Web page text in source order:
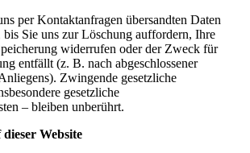
per Kontaktanfragen übersandten Daten
bis Sie uns zur Löschung auffordern, Ihre
widerrufen oder der Zweck für
entfällt (z. B. nach abgeschlossener
Zwingende gesetzliche
gesetzliche
– bleiben unberührt.
Website